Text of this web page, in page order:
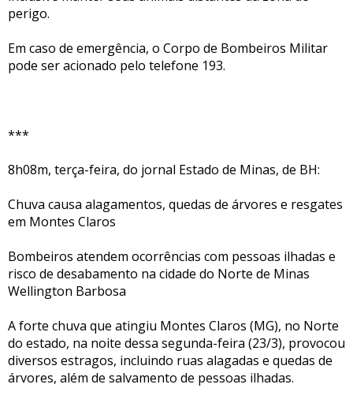
perigo.
Em caso de emergência, o Corpo de Bombeiros Militar
pode ser acionado pelo telefone 193.
***
8h08m, terça-feira, do jornal Estado de Minas, de BH:
Chuva causa alagamentos, quedas de árvores e resgates
em Montes Claros
Bombeiros atendem ocorrências com pessoas ilhadas e
risco de desabamento na cidade do Norte de Minas
Wellington Barbosa
A forte chuva que atingiu Montes Claros (MG), no Norte
do estado, na noite dessa segunda-feira (23/3), provocou
diversos estragos, incluindo ruas alagadas e quedas de
árvores, além de salvamento de pessoas ilhadas.